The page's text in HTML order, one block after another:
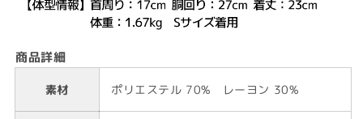
商品詳細
素材 ポリエステル 70% レーヨン 30%